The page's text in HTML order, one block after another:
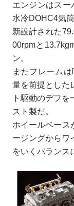
エンジンはスー
水冷DOHC4気筒
新設計された
00rpmと
ン。
またフレーム
量を前提とした
ト駆動のデフ
スト製だ。
ホイールベース
ージングからワ
をいくバランス